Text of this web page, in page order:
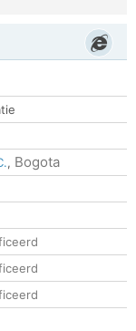
, Bogota